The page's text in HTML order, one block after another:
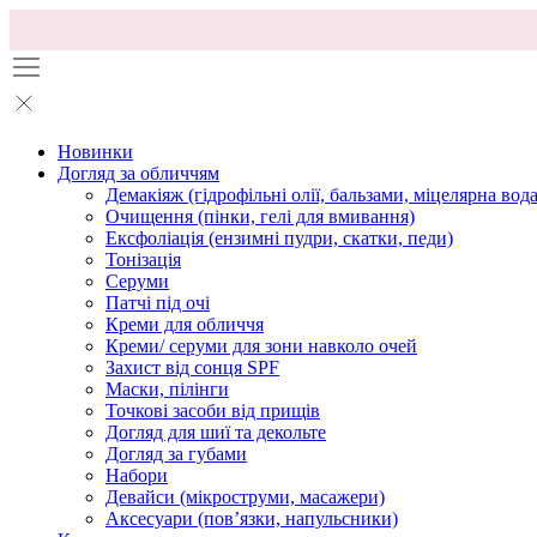
Новинки
Догляд за обличчям
Демакіяж (гідрофільні олії, бальзами, міцелярна
Очищення (пінки, гелі для вмивання)
Ексфоліація (ензимні пудри, скатки, педи)
Тонізація
Серуми
Патчі під очі
Креми для обличчя
Креми/ серуми для зони навколо очей
Захист від сонця SPF
Маски, пілінги
Точкові засоби від прищів
Догляд для шиї та декольте
Догляд за губами
Набори
Девайси (мікроструми, масажери)
Аксесуари (повʼязки, напульсники)